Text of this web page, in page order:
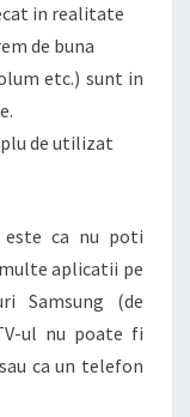
in realitate
de buna
etc.) sunt in
de utilizat
este ca nu poti
aplicatii pe
Samsung (de
ul nu poate fi
ca un telefon